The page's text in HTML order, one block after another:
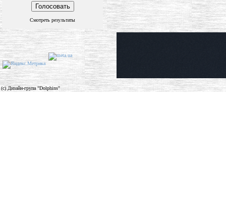
Смотреть результаты
(c) Дизайн-група "Dolphins"